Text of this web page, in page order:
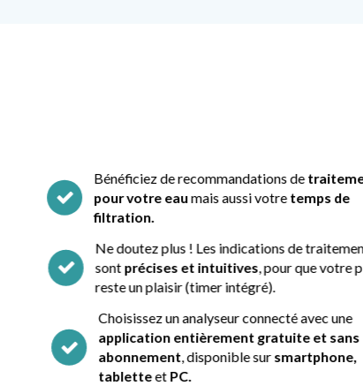
Bénéficiez de recommandations de
pour votre eaumais aussi votretemps de
filtration.
Ne doutez plus ! Les indications de
sontprécises et intuitives, pour que votre
reste un plaisir (timer intégré).
Choisissez un analyseur connecté avec une
application entièrement gratuite et sans
abonnement, disponible sursmartphone,
tabletteetPC.
4
5
6
7
8
7
4
0
6
2
8